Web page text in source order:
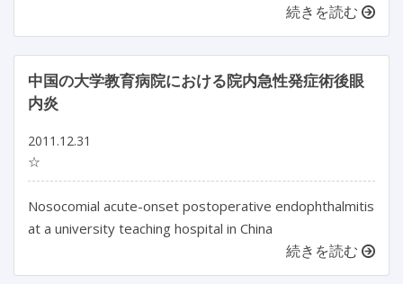
続きを読む
中国の大学教育病院における院内急性発症術後眼
内炎
2011.12.31
☆
Nosocomial acute-onset postoperative endophthalmitis
at a university teaching hospital in China
続きを読む